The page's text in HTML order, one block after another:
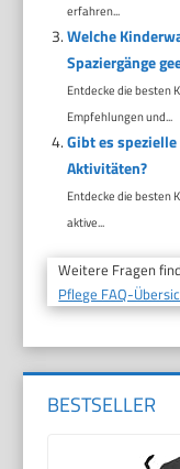
erfahren...
Welche
Spaziergänge
Entdecke die besten
Empfehlungen und...
Gibt es
Aktivitäten?
Entdecke die besten
aktive...
Weitere Fragen
Pflege FAQ-
BESTSELLER